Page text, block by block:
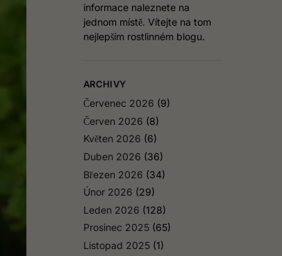
informace naleznete na
jednom místě. Vítejte na tom
nejlepším rostlinném blogu.
ARCHIVY
Červenec 2026 (9)
Červen 2026 (8)
Květen 2026 (6)
Duben 2026 (36)
Březen 2026 (34)
Únor 2026 (29)
Leden 2026 (128)
Prosinec 2025 (65)
Listopad 2025 (1)